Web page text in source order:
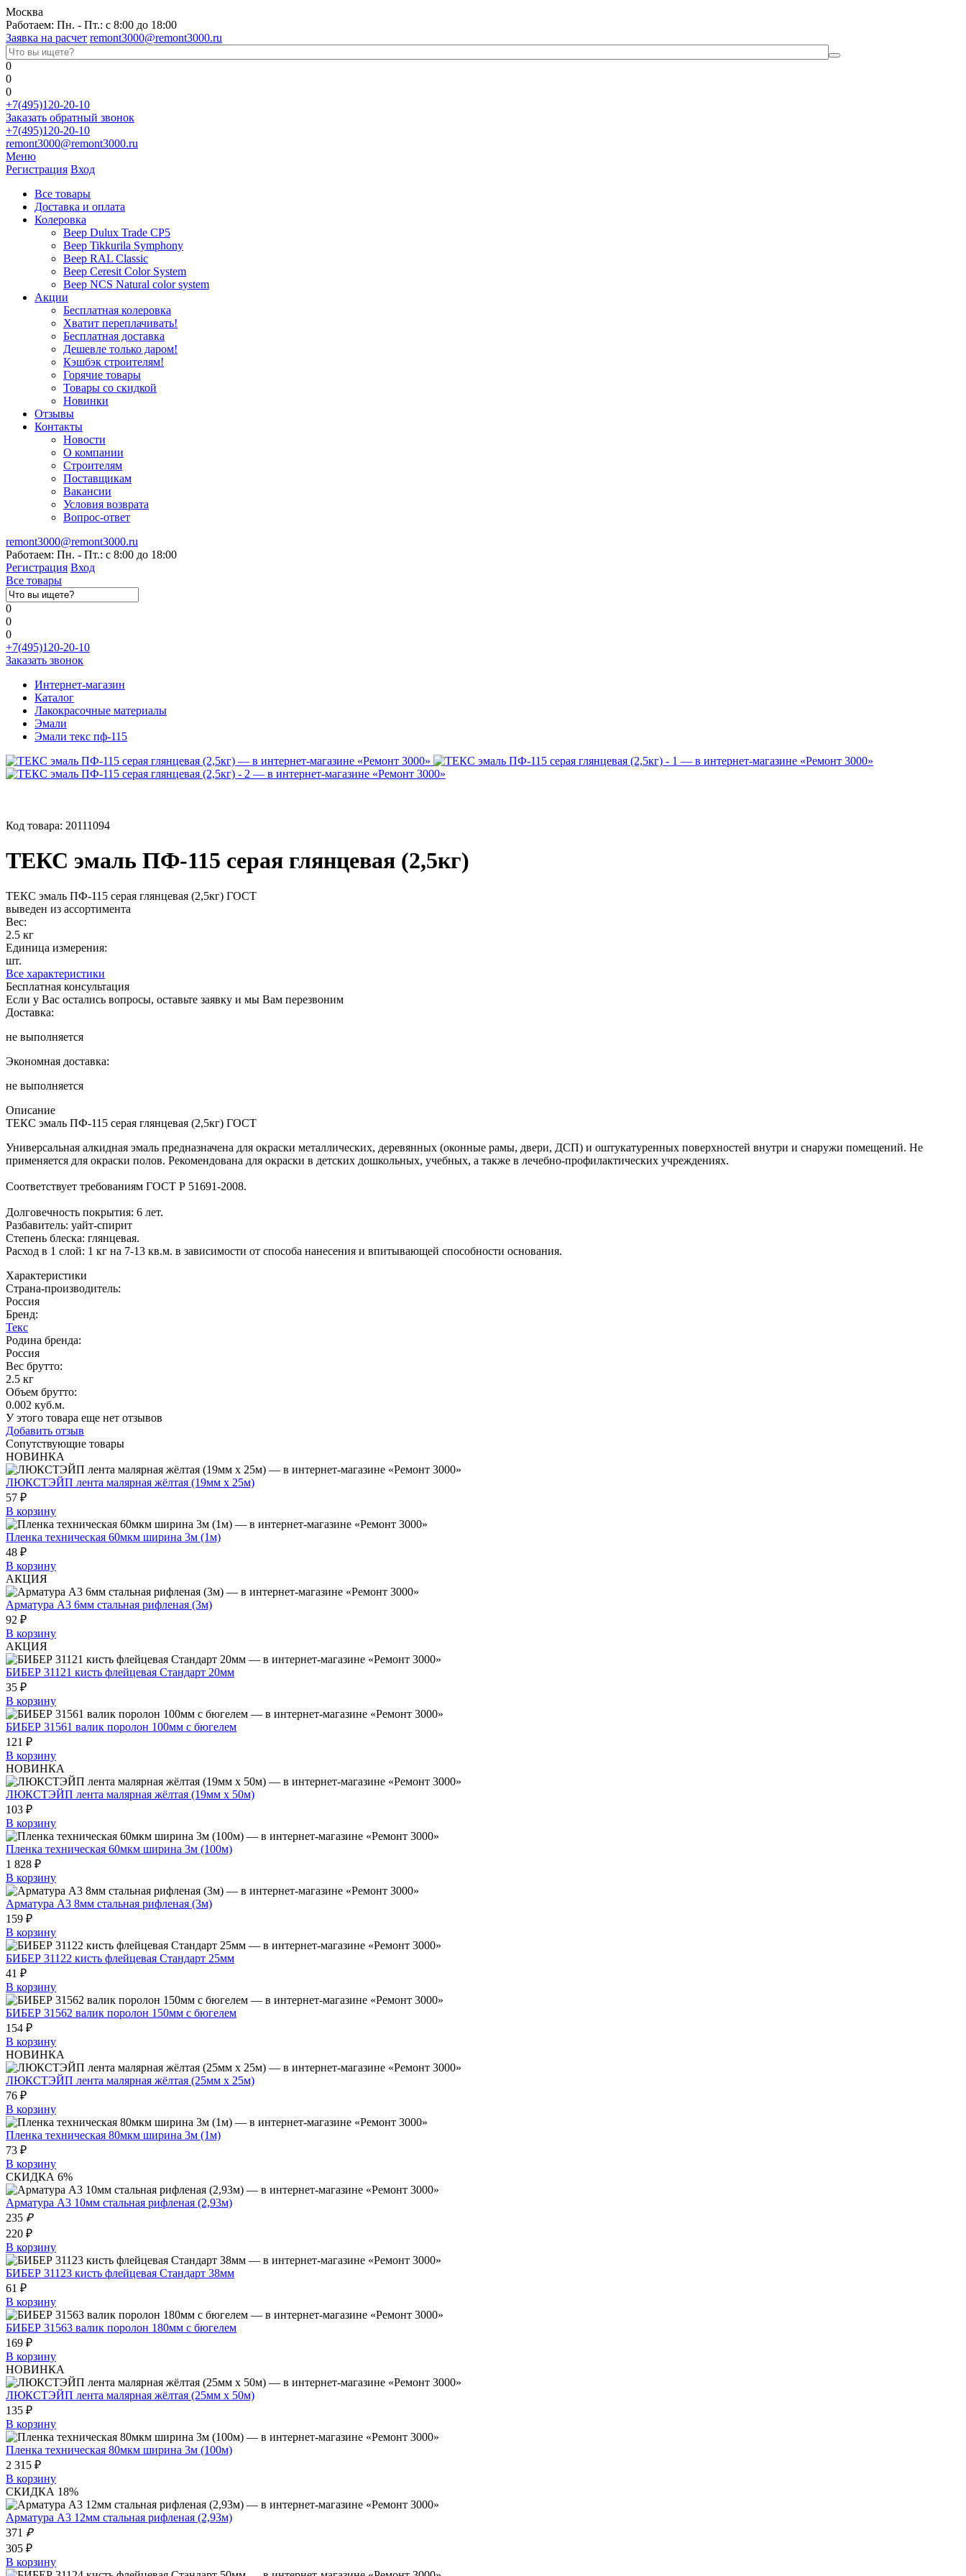
Москва
Работаем: Пн. - Пт.: с 8:00 до 18:00
Заявка на расчет remont3000@remont3000.ru
0
0
0
+7(495)120-20-10
Заказать обратный звонок
+7(495)120-20-10
remont3000@remont3000.ru
Меню
Регистрация Вход
Все товары
Доставка и оплата
Колеровка
Веер Dulux Trade CP5
Веер Tikkurila Symphony
Веер RAL Classic
Веер Ceresit Color System
Веер NCS Natural color system
Акции
Бесплатная колеровка
Хватит переплачивать!
Бесплатная доставка
Дешевле только даром!
Кэшбэк строителям!
Горячие товары
Товары со скидкой
Новинки
Отзывы
Контакты
Новости
О компании
Строителям
Поставщикам
Вакансии
Условия возврата
Вопрос-ответ
remont3000@remont3000.ru
Работаем: Пн. - Пт.: с 8:00 до 18:00
Регистрация Вход
Все товары
0
0
0
+7(495)120-20-10
Заказать звонок
Интернет-магазин
Каталог
Лакокрасочные материалы
Эмали
Эмали текс пф-115
Код товара: 20111094
ТЕКС эмаль ПФ-115 серая глянцевая (2,5кг)
ТЕКС эмаль ПФ-115 серая глянцевая (2,5кг) ГОСТ
выведен из ассортимента
Вес:
2.5 кг
Единица измерения:
шт.
Все характеристики
Бесплатная консультация
Если у Вас остались вопросы, оставьте заявку и мы Вам перезвоним
Доставка:
не выполняется
Экономная доставка:
не выполняется
Описание
ТЕКС эмаль ПФ-115 серая глянцевая (2,5кг) ГОСТ
Универсальная алкидная эмаль предназначена для окраски металлических, деревянных (оконные рамы, двери, ДСП) и оштукатуренных поверхностей внутри и снаружи помещений. Не
применяется для окраски полов. Рекомендована для окраски в детских дошкольных, учебных, а также в лечебно-профилактических учреждениях.
Соответствует требованиям ГОСТ Р 51691-2008.
Долговечность покрытия: 6 лет.
Разбавитель: уайт-спирит
Степень блеска: глянцевая.
Расход в 1 слой: 1 кг на 7-13 кв.м. в зависимости от способа нанесения и впитывающей способности основания.
Характеристики
Страна-производитель:
Россия
Бренд:
Текс
Родина бренда:
Россия
Вес брутто:
2.5 кг
Объем брутто:
0.002 куб.м.
У этого товара еще нет отзывов
Добавить отзыв
Сопутствующие товары
НОВИНКА
ЛЮКСТЭЙП лента малярная жёлтая (19мм х 25м)
57 ₽
В корзину
Пленка техническая 60мкм ширина 3м (1м)
48 ₽
В корзину
АКЦИЯ
Арматура А3 6мм стальная рифленая (3м)
92 ₽
В корзину
АКЦИЯ
БИБЕР 31121 кисть флейцевая Стандарт 20мм
35 ₽
В корзину
БИБЕР 31561 валик поролон 100мм с бюгелем
121 ₽
В корзину
НОВИНКА
ЛЮКСТЭЙП лента малярная жёлтая (19мм х 50м)
103 ₽
В корзину
Пленка техническая 60мкм ширина 3м (100м)
1 828 ₽
В корзину
Арматура А3 8мм стальная рифленая (3м)
159 ₽
В корзину
БИБЕР 31122 кисть флейцевая Стандарт 25мм
41 ₽
В корзину
БИБЕР 31562 валик поролон 150мм с бюгелем
154 ₽
В корзину
НОВИНКА
ЛЮКСТЭЙП лента малярная жёлтая (25мм х 25м)
76 ₽
В корзину
Пленка техническая 80мкм ширина 3м (1м)
73 ₽
В корзину
СКИДКА 6%
Арматура А3 10мм стальная рифленая (2,93м)
235 ₽
220 ₽
В корзину
БИБЕР 31123 кисть флейцевая Стандарт 38мм
61 ₽
В корзину
БИБЕР 31563 валик поролон 180мм с бюгелем
169 ₽
В корзину
НОВИНКА
ЛЮКСТЭЙП лента малярная жёлтая (25мм х 50м)
135 ₽
В корзину
Пленка техническая 80мкм ширина 3м (100м)
2 315 ₽
В корзину
СКИДКА 18%
Арматура А3 12мм стальная рифленая (2,93м)
371 ₽
305 ₽
В корзину